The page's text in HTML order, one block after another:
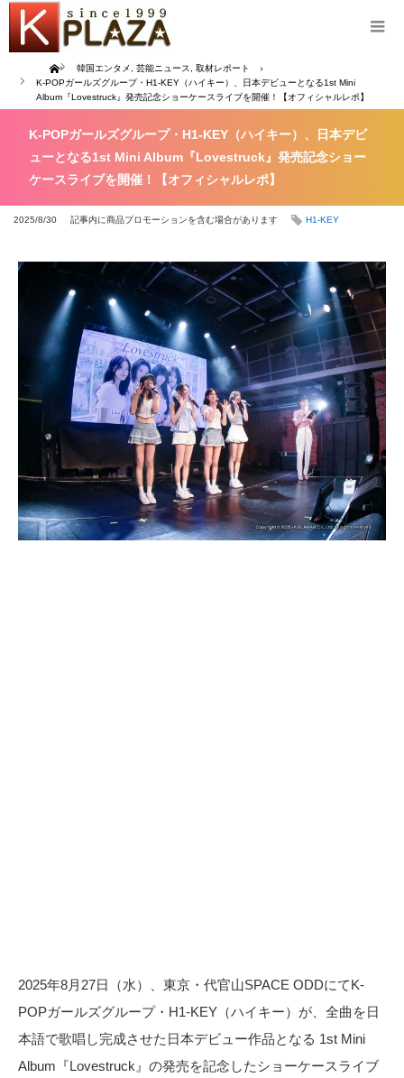
Home 韓国エンタメ 芸能ニュース
取材レポート
K-POPガールズグループ・H1-KEY（ハイキー）、日本デビューとなる1st Mini
Album『Lovestruck』発売記念ショーケースライブを開催！【オフィシャルレポ】
K-POPガールズグループ・H1-KEY（ハイキー）、日本デビ
ューとなる1st Mini Album『Lovestruck』発売記念ショー
ケースライブを開催！【オフィシャルレポ】
2025/8/30 記事内に商品プロモーションを含む場合があります H1-KEY
2025年8月27日（水）、東京・代官山SPACE ODDにてK-
POPガールズグループ・H1-KEY（ハイキー）が、全曲を日
本語で歌唱し完成させた日本デビュー作品となる 1st Mini
Album『Lovestruck』の発売を記念したショーケースライブ